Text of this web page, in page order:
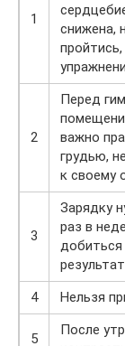
1
снижена,
2
Перед
важно
грудью,
к своему
3
Зарядку
раз в
добиться
4
Нельзя
5
После